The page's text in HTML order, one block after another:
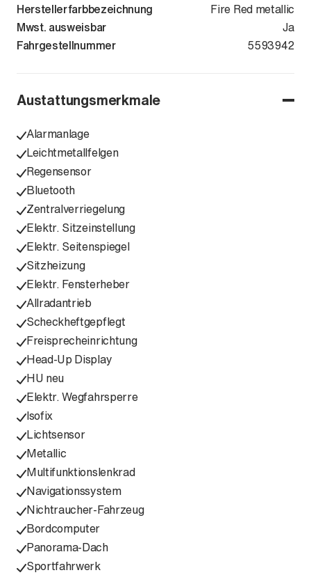
Herstellerfarbbezeichnung
Fire Red metallic
Mwst. ausweisbar
Ja
Fahrgestellnummer
5593942
Austattungsmerkmale
Alarmanlage
Leichtmetallfelgen
Regensensor
Bluetooth
Zentralverriegelung
Elektr. Sitzeinstellung
Elektr. Seitenspiegel
Sitzheizung
Elektr. Fensterheber
Allradantrieb
Scheckheftgepflegt
Freisprecheinrichtung
Head-Up Display
HU neu
Elektr. Wegfahrsperre
Isofix
Lichtsensor
Metallic
Multifunktionslenkrad
Navigationssystem
Nichtraucher-Fahrzeug
Bordcomputer
Panorama-Dach
Sportfahrwerk